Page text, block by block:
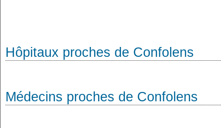
Hôpitaux proches de Confolens
Médecins proches de Confolens